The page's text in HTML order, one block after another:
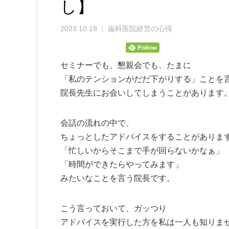
し】
2023.10.19 歯科医院経営の心得
セミナーでも、懇親会でも、たまに
「私のテンションがだだ下がりする」ことを
院長先生にお会いしてしまうことがあります。
会話の流れの中で、
ちょっとしたアドバイスをすることがありま
「忙しいからそこまで手が回らないかなぁ」
「時間ができたらやってみます」
みたいなことを言う院長です。
こう言っておいて、ガッつり
アドバイスを実行した方を私は一人も知りま